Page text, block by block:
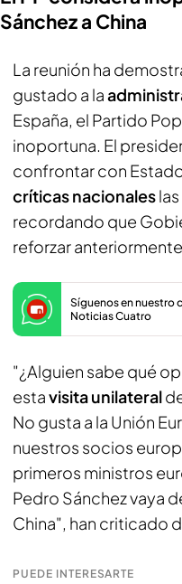
Sánchez a China
La reunión ha
gustado a la
España, el Partido
inoportuna. El
confrontar con
críticas nacionales
recordando que
reforzar
Síguenos en nuestro
Noticias Cuatro
"¿Alguien sabe qué
estavisita unilateral
No gusta a la Unión
nuestros socios
primeros ministros
Pedro Sánchez vaya
China", han criticado
PUEDE INTERESARTE